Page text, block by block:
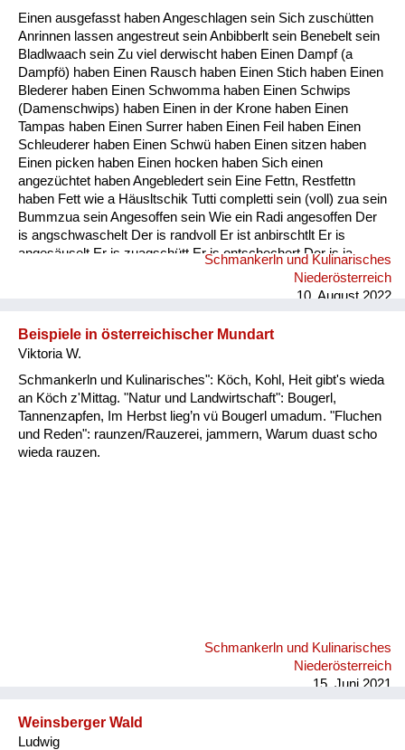
Natur und Landwirtschaft
Fluchen und Reden
Mensch, Tier und Alltag
Schmankerln und
Kulinarisches
Einen ausgefasst haben Angeschlagen sein Sich zuschütten
Anrinnen lassen angestreut sein Anbibberlt sein Benebelt sein
Bladlwaach sein Zu viel derwischt haben Einen Dampf (a
Dampfö) haben Einen Rausch haben Einen Stich haben Einen
Blederer haben Einen Schwomma haben Einen Schwips
(Damenschwips) haben Einen in der Krone haben Einen
Tampas haben Einen Surrer haben Einen Feil haben Einen
Schleuderer haben Einen Schwü haben Einen sitzen haben
Einen picken haben Einen hocken haben Sich einen
angezüchtet haben Angebledert sein Eine Fettn, Restfettn
haben Fett wie a Häusltschik Tutti completti sein (voll) zua sein
Bummzua sein Angesoffen sein Wie ein Radi angesoffen Der
is angschwaschelt Der is randvoll Er ist anbirschtlt Er is
angesäuselt Er is zuagschütt Er is ontschechert Der is ja
schon gaunz steif Der is steif (steifer Blick) Fett wie ein
Radierer Blunzenfett sein Angefüllt sein abgefüllt sein
Schmankerln und Kulinarisches
Niederösterreich
10. August 2022
Beispiele in österreichischer Mundart
Viktoria W.
Schmankerln und Kulinarisches": Köch, Kohl, Heit gibt's wieda
an Köch z'Mittag. "Natur und Landwirtschaft": Bougerl,
Tannenzapfen, Im Herbst lieg’n vü Bougerl umadum. "Fluchen
und Reden": raunzen/Rauzerei, jammern, Warum duast scho
wieda rauzen.
Schmankerln und Kulinarisches
Niederösterreich
15. Juni 2021
Weinsberger Wald
Ludwig